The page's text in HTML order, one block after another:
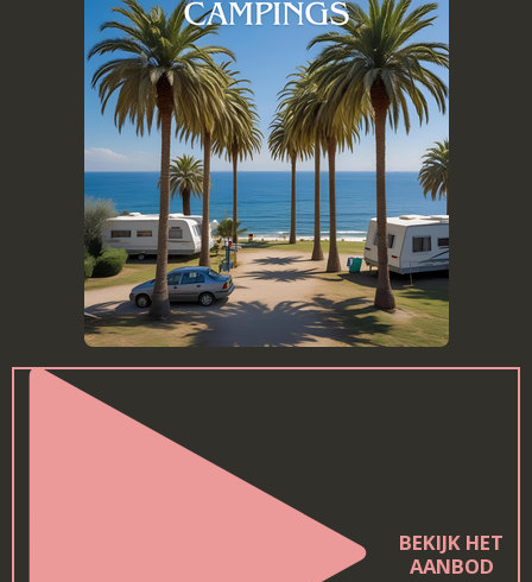
BEKIJK HET
AANBOD